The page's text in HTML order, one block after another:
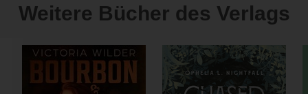
Weitere Bücher des Verlags